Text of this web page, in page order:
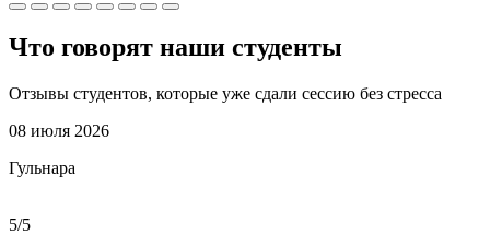
Что говорят наши студенты
Отзывы студентов, которые уже сдали сессию без стресса
08 июля 2026
Гульнара
5/5